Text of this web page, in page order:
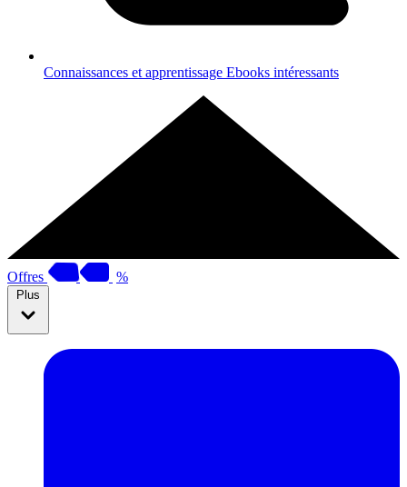
Connaissances et apprentissage Ebooks intéressants
Offres %
Plus